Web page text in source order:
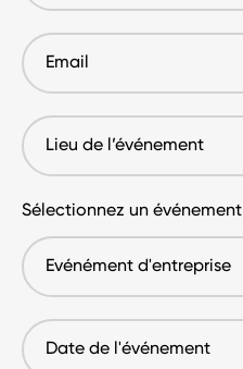
Email
Lieu
de
Sélectionnez un événement
Date
de